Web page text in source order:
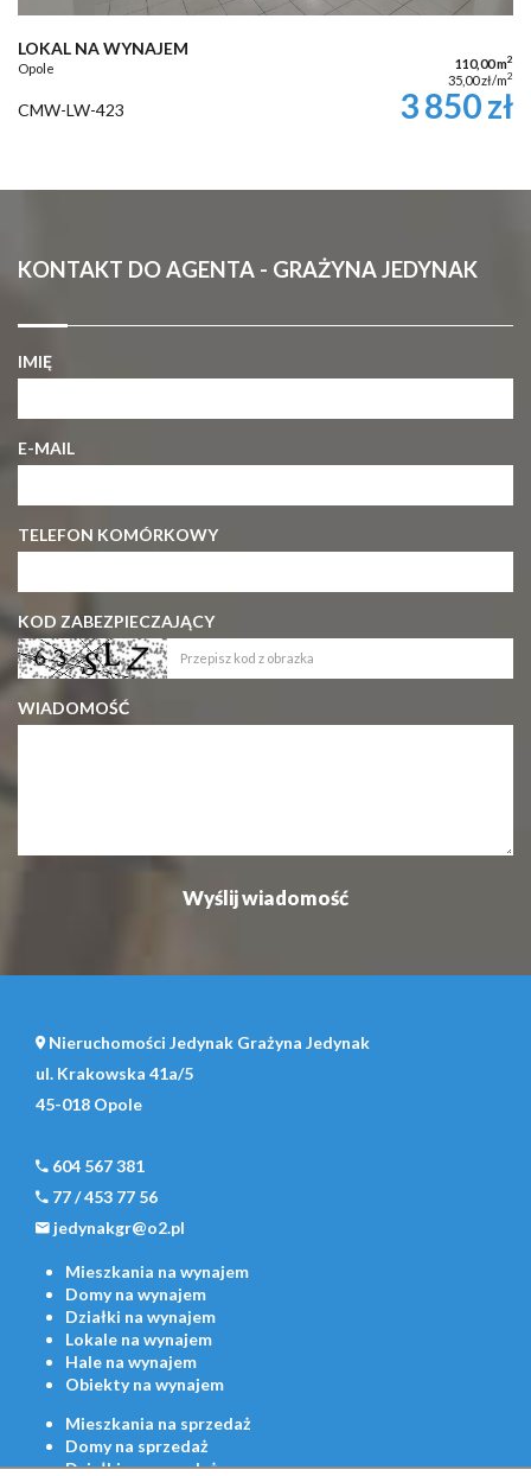
LOKAL NA WYNAJEM
Opole 110,00 m2
35,00 zł/m2
CMW-LW-423 3 850 zł
KONTAKT DO AGENTA - GRAŻYNA JEDYNAK
IMIĘ
E-MAIL
TELEFON KOMÓRKOWY
KOD ZABEZPIECZAJĄCY
WIADOMOŚĆ
Nieruchomości Jedynak Grażyna Jedynak
ul. Krakowska 41a/5
45-018 Opole
604 567 381
77 / 453 77 56
jedynakgr@o2.pl
Mieszkania na wynajem
Domyna wynajem
Działki na wynajem
Lokale na wynajem
Hale na wynajem
Obiektyna wynajem
Mieszkania na sprzedaż
Domyna sprzedaż
Działkina sprzedaż